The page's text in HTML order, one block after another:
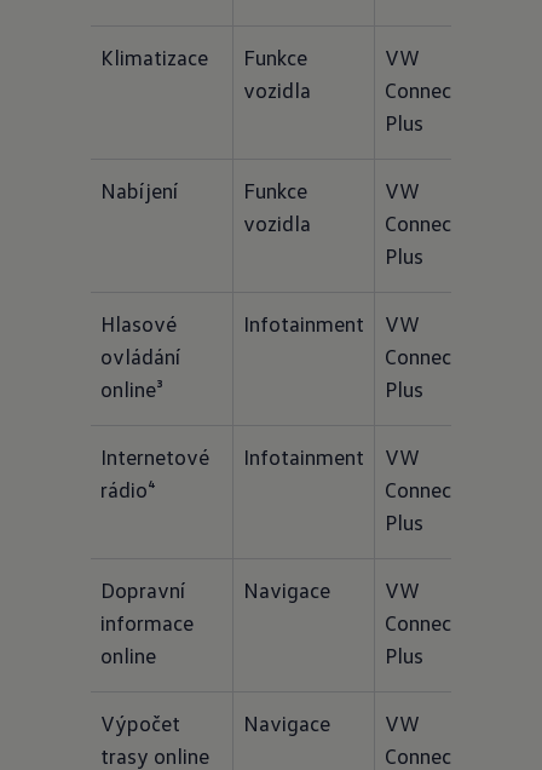
Klimatizace
Funkce
vozidla
VW
Connect
Plus
Nabíjení
Funkce
vozidla
VW
Connect
Plus
Hlasové
ovládání
online³
Infotainment
VW
Connect
Plus
Internetové
rádio⁴
Infotainment
VW
Connect
Plus
Dopravní
informace
online
Navigace
VW
Connect
Plus
Výpočet
trasy online
Navigace
VW
Connect